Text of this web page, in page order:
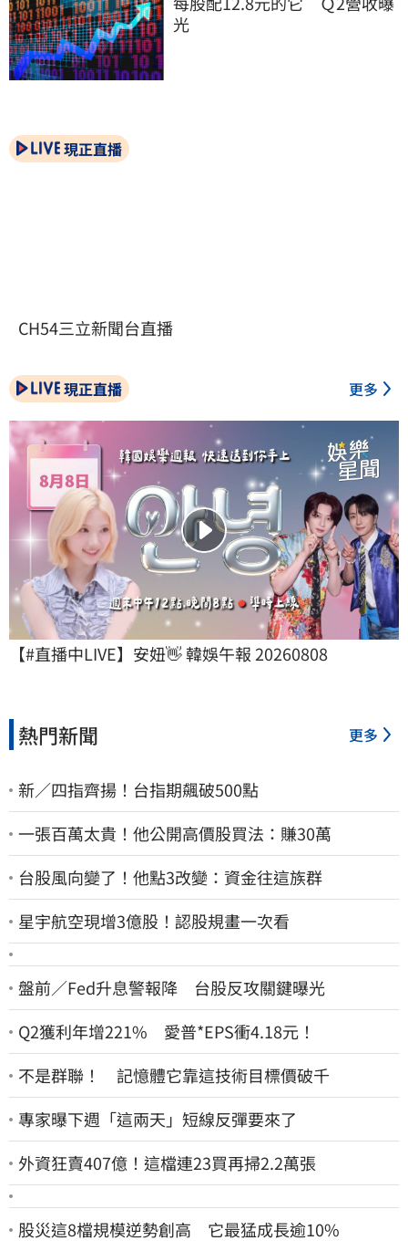
光
現正直播
CH54三立新聞台直播
現正直播 更多
【#直播中LIVE】安妞👋 韓娛午報 20260808
熱門新聞 更多
新／四指齊揚！台指期飆破500點
一張百萬太貴！他公開高價股買法：賺30萬
台股風向變了！他點3改變：資金往這族群
星宇航空現增3億股！認股規畫一次看
盤前／Fed升息警報降 台股反攻關鍵曝光
Q2獲利年增221% 愛普*EPS衝4.18元！
不是群聯！ 記憶體它靠這技術目標價破千
專家曝下週「這兩天」短線反彈要來了
外資狂賣407億！這檔連23買再掃2.2萬張
股災這8檔規模逆勢創高 它最猛成長逾10%